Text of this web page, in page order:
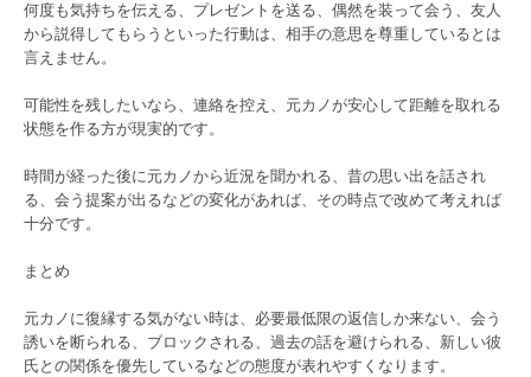
何度も気持ちを伝える、プレゼントを送る、偶然を装って会う、友人
から説得してもらうといった行動は、相手の意思を尊重しているとは
言えません。
可能性を残したいなら、連絡を控え、元カノが安心して距離を取れる
状態を作る方が現実的です。
時間が経った後に元カノから近況を聞かれる、昔の思い出を話され
る、会う提案が出るなどの変化があれば、その時点で改めて考えれば
十分です。
まとめ
元カノに復縁する気がない時は、必要最低限の返信しか来ない、会う
誘いを断られる、ブロックされる、過去の話を避けられる、新しい彼
氏との関係を優先しているなどの態度が表れやすくなります。